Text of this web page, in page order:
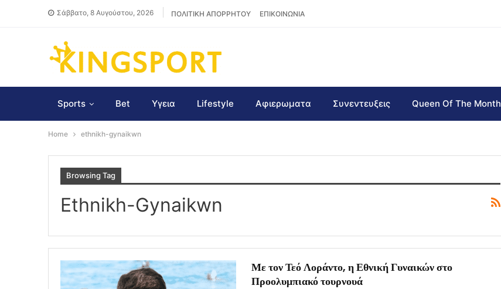
Σάββατο, 8 Αυγούστου, 2026 ΠΟΛΙΤΙΚΗ ΑΠΟΡΡΗΤΟΥ ΕΠΙΚΟΙΝΩΝΙΑ
Sports Bet Υγεια Lifestyle Αφιερωματα Συνεντευξεις Queen Of The Month
Home ethnikh-gynaikwn
Browsing Tag
Ethnikh-Gynaikwn
Με τον Τεό Λοράντο, η Εθνική Γυναικών στο
Προολυμπιακό τουρνουά